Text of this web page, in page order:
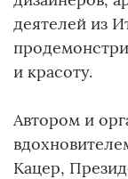
деятелей из
и красоту.
Автором и
Кацер,